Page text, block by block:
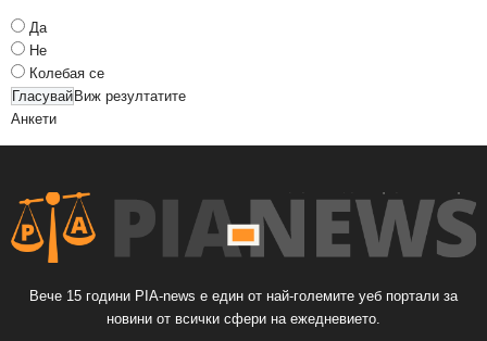
Да
Не
Колебая се
Виж резултатите
Анкети
Вече 15 години PIA-news е един от най-големите уеб портали за
новини от всички сфери на ежедневието.